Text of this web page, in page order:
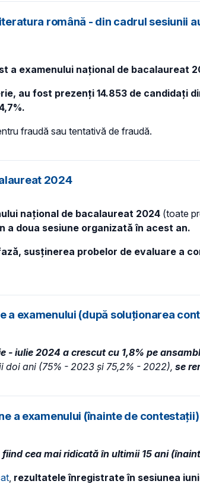
română - din cadrul sesiunii
a examenului național de bacalaureat
au fost prezenți 14.853 de candidați
fraudă sau tentativă de fraudă.
2024
național de bacalaureat 2024 (toate
a doua sesiune organizată în acest an.
susținerea probelor de evaluare a
examenului (după soluționarea
- iulie 2024 a crescut cu 1,8% pe
doi ani (75% - 2023 și 75,2% - 2022), se
a examenului (înainte de
cea mai ridicată în ultimii 15 ani
rezultatele înregistrate în sesiunea